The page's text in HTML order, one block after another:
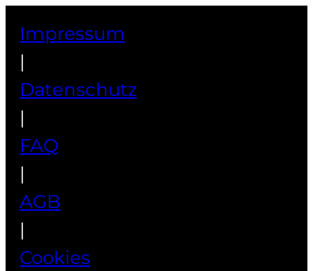
Impressum
|
Datenschutz
|
FAQ
|
AGB
|
Cookies